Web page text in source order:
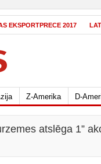
EKSPORTPRECE 2017
Z-Amerika D-
atslēga 1”